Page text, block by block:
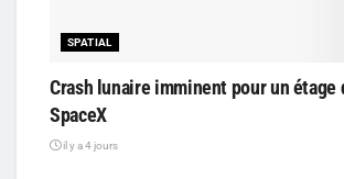
SPATIAL
Crash lunaire imminent pour un étage
SpaceX
il y a 4 jours